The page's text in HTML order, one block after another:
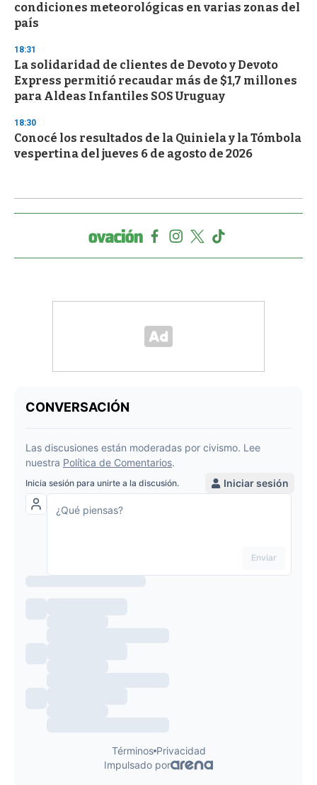
condiciones meteorológicas en varias zonas del
país
18:31
La solidaridad de clientes de Devoto y Devoto
Express permitió recaudar más de $1,7 millones
para Aldeas Infantiles SOS Uruguay
18:30
Conocé los resultados de la Quiniela y la Tómbola
vespertina del jueves 6 de agosto de 2026